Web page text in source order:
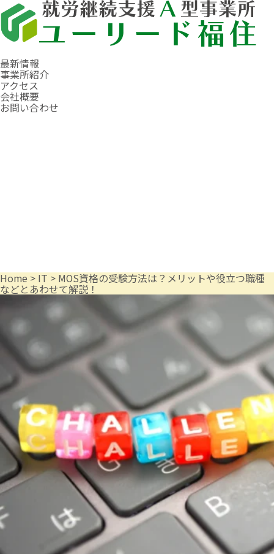
最新情報
事業所紹介
アクセス
会社概要
お問い合わせ
Home > IT > MOS資格の受験方法は？メリットや役立つ職種
などとあわせて解説！